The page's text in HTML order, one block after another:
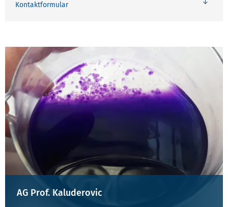
Kontaktformular
AG Prof. Kaluderovic